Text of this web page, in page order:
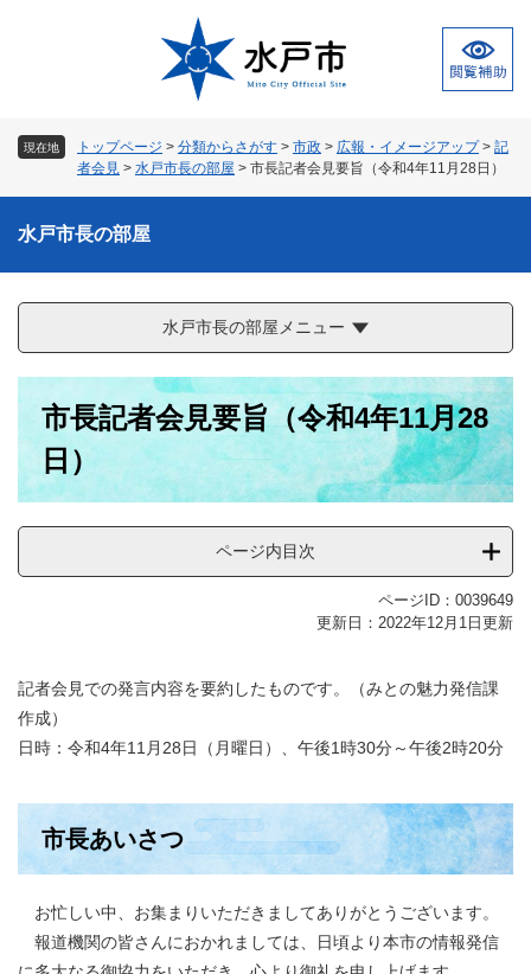
現在地 トップページ > 分類からさがす > 市政 > 広報・イメージアップ > 記
者会見 > 水戸市長の部屋 > 市長記者会見要旨（令和4年11月28日）
水戸市長の部屋
水戸市長の部屋メニュー
市長記者会見要旨（令和4年11月28
日）
ページ内目次
ページID：0039649
更新日：2022年12月1日更新
記者会見での発言内容を要約したものです。（みとの魅力発信課
作成）
日時：令和4年11月28日（月曜日）、午後1時30分～午後2時20分
市長あいさつ
お忙しい中、お集まりいただきましてありがとうございます。
報道機関の皆さんにおかれましては、日頃より本市の情報発信